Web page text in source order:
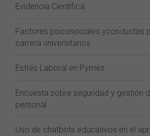
Evidencia Científica
Factores psicosociales yconductas
carrera universitarios
Estrés Laboral en Pymes
Encuesta sobre seguridad y gestión
personal
Uso de chatbots educativos en el